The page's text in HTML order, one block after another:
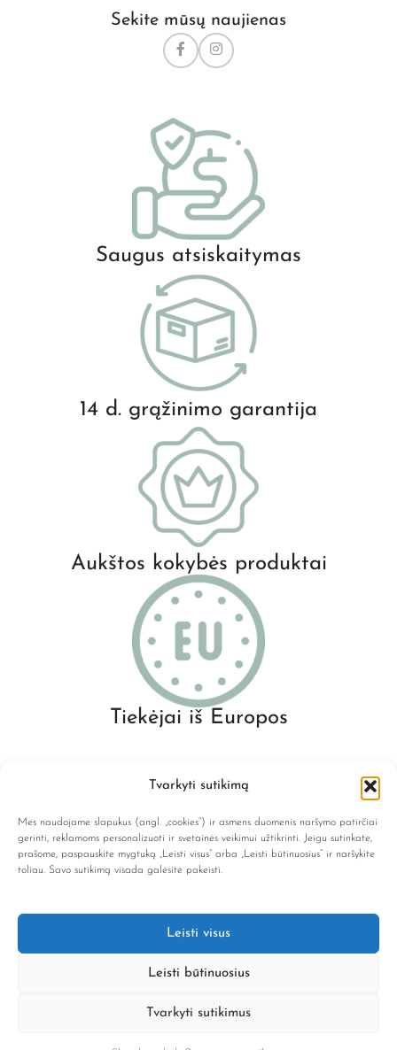
Tvarkyti sutikimą
Mes naudojame slapukus (angl. „cookies“) ir asmens duomenis naršymo patirčiai
gerinti, reklamoms personalizuoti ir svetainės veikimui užtikrinti. Jeigu sutinkate,
prašome, paspauskite mygtuką „Leisti visus“ arba „Leisti būtinuosius“ ir naršykite
toliau. Savo sutikimą visada galėsite pakeisti.
Leisti visus
Leisti būtinuosius
Tvarkyti sutikimus
Sekite mūsų naujienas
Saugus atsiskaitymas
14 d. grąžinimo garantija
Aukštos kokybės produktai
Tiekėjai iš Europos
info@lene.lt